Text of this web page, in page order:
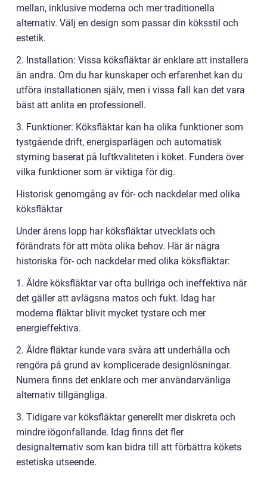
mellan, inklusive moderna och mer traditionella
alternativ. Välj en design som passar din köksstil och
estetik.
2. Installation: Vissa köksfläktar är enklare att installera
än andra. Om du har kunskaper och erfarenhet kan du
utföra installationen själv, men i vissa fall kan det vara
bäst att anlita en professionell.
3. Funktioner: Köksfläktar kan ha olika funktioner som
tystgående drift, energisparlägen och automatisk
styrning baserat på luftkvaliteten i köket. Fundera över
vilka funktioner som är viktiga för dig.
Historisk genomgång av för- och nackdelar med olika
köksfläktar
Under årens lopp har köksfläktar utvecklats och
förändrats för att möta olika behov. Här är några
historiska för- och nackdelar med olika köksfläktar:
1. Äldre köksfläktar var ofta bullriga och ineffektiva när
det gäller att avlägsna matos och fukt. Idag har
moderna fläktar blivit mycket tystare och mer
energieffektiva.
2. Äldre fläktar kunde vara svåra att underhålla och
rengöra på grund av komplicerade designlösningar.
Numera finns det enklare och mer användarvänliga
alternativ tillgängliga.
3. Tidigare var köksfläktar generellt mer diskreta och
mindre iögonfallande. Idag finns det fler
designalternativ som kan bidra till att förbättra kökets
estetiska utseende.